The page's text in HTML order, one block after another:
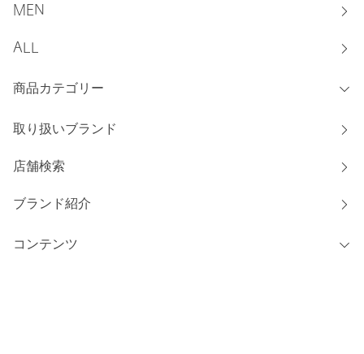
MEN
ALL
商品カテゴリー
取り扱いブランド
店舗検索
ブランド紹介
コンテンツ